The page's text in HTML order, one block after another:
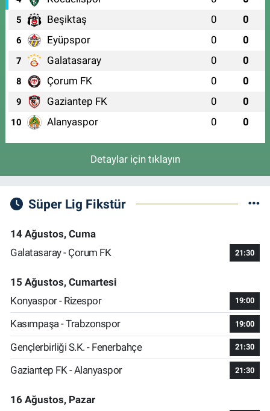
5 Beşiktaş 0 0
6 Eyüpspor 0 0
7 Galatasaray 0 0
8 Çorum FK 0 0
9 Gaziantep FK 0 0
10 Alanyaspor 0 0
Detaylar için tıklayın
Süper Lig Fikstür
14 Ağustos, Cuma
Galatasaray - Çorum FK
21:30
15 Ağustos, Cumartesi
Konyaspor - Rizespor
19:00
Kasımpaşa - Trabzonspor 19:00
Gençlerbirliği S.K. - Fenerbahçe 21:30
Gaziantep FK - Alanyaspor 21:30
16 Ağustos, Pazar